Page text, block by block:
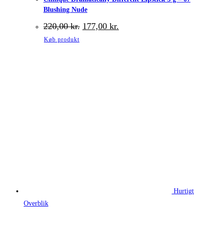
Blushing Nude
220,00kr. Den
oprindelige
177,00 kr.
aktuelle
Køb produkt
Hurtigt
Overblik